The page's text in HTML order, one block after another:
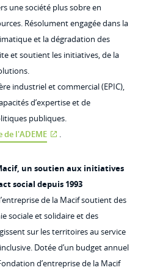
une société plus sobre en
Résolument engagée dans la
et la dégradation des
et soutient les initiatives, de la
industriel et commercial (EPIC),
d’expertise et de
publiques.
de l'ADEME .
un soutien aux initiatives
social depuis 1993
de la Macif soutient des
sociale et solidaire et des
sur les territoires au service
Dotée d’un budget annuel
d’entreprise de la Macif